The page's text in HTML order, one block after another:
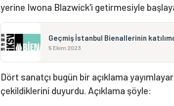
yerine Iwona Blazwick'i getirmesiyle
Geçmiş İstanbul Bienallerinin
5 Ekim 2023
Dört sanatçı bugün bir açıklama
çekildiklerini duyurdu. Açıklama şöyle: